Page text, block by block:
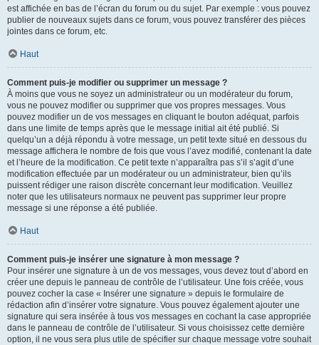
est affichée en bas de l’écran du forum ou du sujet. Par exemple : vous pouvez
publier de nouveaux sujets dans ce forum, vous pouvez transférer des pièces
jointes dans ce forum, etc.
Haut
Comment puis-je modifier ou supprimer un message ?
À moins que vous ne soyez un administrateur ou un modérateur du forum,
vous ne pouvez modifier ou supprimer que vos propres messages. Vous
pouvez modifier un de vos messages en cliquant le bouton adéquat, parfois
dans une limite de temps après que le message initial ait été publié. Si
quelqu’un a déjà répondu à votre message, un petit texte situé en dessous du
message affichera le nombre de fois que vous l’avez modifié, contenant la date
et l’heure de la modification. Ce petit texte n’apparaîtra pas s’il s’agit d’une
modification effectuée par un modérateur ou un administrateur, bien qu’ils
puissent rédiger une raison discrète concernant leur modification. Veuillez
noter que les utilisateurs normaux ne peuvent pas supprimer leur propre
message si une réponse a été publiée.
Haut
Comment puis-je insérer une signature à mon message ?
Pour insérer une signature à un de vos messages, vous devez tout d’abord en
créer une depuis le panneau de contrôle de l’utilisateur. Une fois créée, vous
pouvez cocher la case « Insérer une signature » depuis le formulaire de
rédaction afin d’insérer votre signature. Vous pouvez également ajouter une
signature qui sera insérée à tous vos messages en cochant la case appropriée
dans le panneau de contrôle de l’utilisateur. Si vous choisissez cette dernière
option, il ne vous sera plus utile de spécifier sur chaque message votre souhait